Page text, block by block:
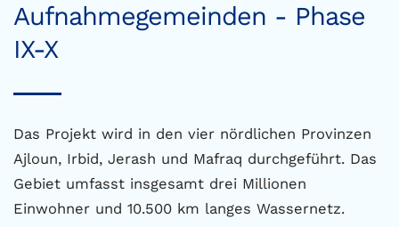
Aufnahmegemeinden - Phase
IX-X
Das Projekt wird in den vier nördlichen Provinzen
Ajloun, Irbid, Jerash und Mafraq durchgeführt. Das
Gebiet umfasst insgesamt drei Millionen
Einwohner und 10.500 km langes Wassernetz.